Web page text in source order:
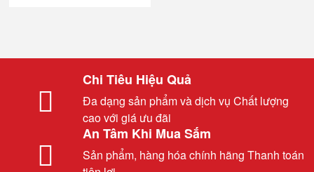
Chi Tiêu Hiệu Quả
Đa dạng sản phẩm và dịch vụ Chất lượng
cao với giá ưu đãi
An Tâm Khi Mua Sắm
Sản phẩm, hàng hóa chính hãng Thanh toán